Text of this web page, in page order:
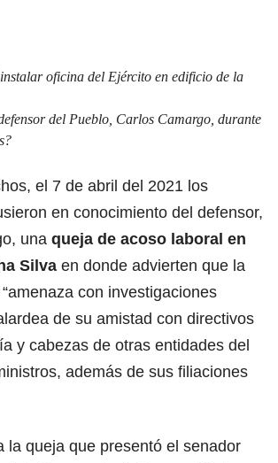
oficina del Ejército en edificio de la
del Pueblo, Carlos Camargo, durante
el 7 de abril del 2021 los
en conocimiento del defensor,
una queja de acoso laboral en
Silva en donde advierten que la
con investigaciones
de su amistad con directivos
y cabezas de otras entidades del
además de sus filiaciones
la queja que presentó el senador